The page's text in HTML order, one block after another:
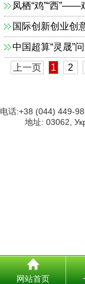
凤栖“鸡”“西”——
国际创新创业创
中国超算“灵晟”
上一页 1 2
电话:+38 (044) 449-
地址: 03062,
网站首页